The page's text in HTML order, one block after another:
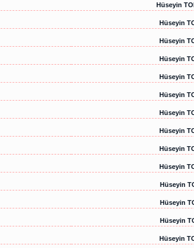
Hüseyin
Hüseyin
Hüseyin
Hüseyin
Hüseyin
Hüseyin
Hüseyin
Hüseyin
Hüseyin
Hüseyin
Hüseyin
Hüseyin
Hüseyin
Hüseyin